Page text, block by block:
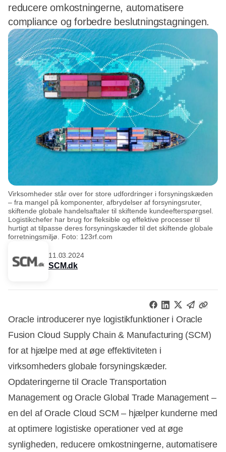
reducere omkostningerne, automatisere
compliance og forbedre beslutningstagningen.
Virksomheder står over for store udfordringer i forsyningskæden
– fra mangel på komponenter, afbrydelser af forsyningsruter,
skiftende globale handelsaftaler til skiftende kundeefterspørgsel.
Logistikchefer har brug for fleksible og effektive processer til
hurtigt at tilpasse deres forsyningskæder til det skiftende globale
forretningsmiljø. Foto: 123rf.com
11.03.2024
SCM.dk
Oracle introducerer nye logistikfunktioner i Oracle
Fusion Cloud Supply Chain & Manufacturing (SCM)
for at hjælpe med at øge effektiviteten i
virksomheders globale forsyningskæder.
Opdateringerne til Oracle Transportation
Management og Oracle Global Trade Management –
en del af Oracle Cloud SCM – hjælper kunderne med
at optimere logistiske operationer ved at øge
synligheden, reducere omkostningerne, automatisere